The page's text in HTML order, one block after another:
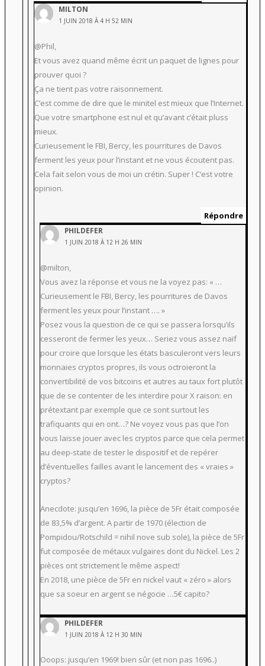
MILTON
1 JUIN 2018 À 4 H 52 MIN
@Phil,
Et vous avez quand même écrit un paquet de lignes pour
prouver quoi ?
Ça ne tient pas votre raisonnement.
C’est comme de dire que le minitel est mieux que l’Internet.
Que votre smartphone est nul et qu’avant c’était pluss
mieux.
Curieusement le FBI, Bercy, les pourritures de Davos
ferment les yeux pour l’instant et ne vous écoutent pas.
Cela fait selon vous de moi un crétin. Super ! C’est votre
opinion.
Répondre
PHILDEFER
1 JUIN 2018 À 12 H 26 MIN
@milton,
Vous avez la réponse et vous ne la voyez pas: « …
Curieusement le FBI, Bercy, les pourritures de Davos
ferment les yeux pour l’instant …. »
Posez vous la question de ce qui se passera lorsqu’ils
cesseront de fermer les yeux… Seriez vous assez naïf
pour croire que lorsque les états basculeront vers leurs
monnaies cryptos propres, ils vous octroieront la
convertibilité de vos bitcoins et autres au taux fort plutôt
que de se contenter de les interdire pour X raison: en
prétextant par exemple que ce sont surtout les
trafiquants qui en ont…? Ne voyez vous pas que l’on
vous laisse jouer avec les cryptos parce que cela permet
au deep-state de tester le dispositif et de repérer
d’éventuelles failles avant le lancement des « vraies »
cryptos?
Anecdote: jusqu’en 1696, la pièce de 5Fr était composée
de 83,5% d’argent. A partir de 1970 (élection de
Pompidou/Rotschild = nihil nove sub sole), la pièce de 5Fr
fut composée de métaux vulgaires dont du Nickel. Les 2
pièces ont strictement le même aspect!
En 2018, une pièce de 5Fr en nickel vaut « zéro » alors
que sa soeur en argent se négocie …5€ capito?
PHILDEFER
1 JUIN 2018 À 12 H 30 MIN
Ooops: jusqu’en 1969! bien sûr (et non pas 1696..)